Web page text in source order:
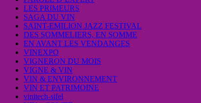
LES PRIMEURS
SAGA DU VIN
SAINT-EMILION JAZZ FESTIVAL
DES SOMMELIERS, EN SOMME
EN AVANT LES VENDANGES
VINEXPO
VIGNERON DU MOIS
VIGNE & VIN
VIN & ENVIRONNEMENT
VIN ET PATRIMOINE
vinitech-sifel